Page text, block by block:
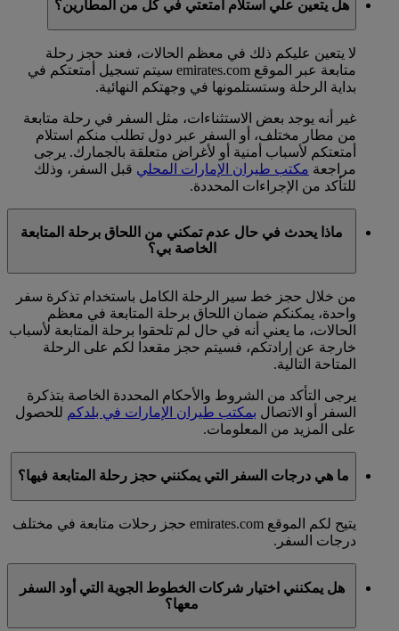
هل يتعين علي استلام أمتعتي في كل من المطارين؟
لا يتعين عليكم ذلك في معظم الحالات، فعند حجز رحلة
متابعة عبر الموقع emirates.com سيتم تسجيل أمتعتكم في
بداية الرحلة وستستلمونها في وجهتكم النهائية.
غير أنه يوجد بعض الاستثناءات، مثل السفر في رحلة متابعة
من مطار مختلف، أو السفر عبر دول تطلب منكم استلام
أمتعتكم لأسباب أمنية أو لأغراض متعلقة بالجمارك. يرجى
مراجعة مكتب طيران الإمارات المحلي قبل السفر، وذلك
للتأكد من الإجراءات المحددة.
ماذا يحدث في حال عدم تمكني من اللحاق برحلة المتابعة
الخاصة بي؟
من خلال حجز خط سير الرحلة الكامل باستخدام تذكرة سفر
واحدة، يمكنكم ضمان اللحاق برحلة المتابعة في معظم
الحالات، ما يعني أنه في حال لم تلحقوا برحلة المتابعة لأسباب
خارجة عن إرادتكم، فسيتم حجز مقعدا لكم على الرحلة
المتاحة التالية.
يرجى التأكد من الشروط والأحكام المحددة الخاصة بتذكرة
السفر أو الاتصال بمكتب طيران الإمارات في بلدكم للحصول
على المزيد من المعلومات.
ما هي درجات السفر التي يمكنني حجز رحلة المتابعة فيها؟
يتيح لكم الموقع emirates.com حجز رحلات متابعة في مختلف
درجات السفر.
هل يمكنني اختيار شركات الخطوط الجوية التي أود السفر
معها؟